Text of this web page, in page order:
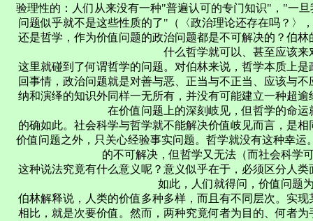
验理性的：人们从来没有一种"普遍认可的专门知识"，"一
问题似乎就不是这些性质的了"（〈政治理论还存在吗？〉
还是哲学，作为价值问题的政治问题都是不可解决的？伯
什么哲学就可以、甚至应该来
这里就碰到了何谓哲学的问题。对伯林来说，哲学本质上
回事情，政治问题就是对善与恶、正当与不正当、应该与
纳和演绎的知识外同样一无所有，并没有可能建立一种超
在价值问题上的深刻岐见，但哲学的命
的确如此。社会科学与哲学就不能解决价值岐见而言，是
价值问题之外，只关心经验事实问题。哲学就没有这种幸
的不可解决，但哲学又无法（而社会科学
这种说法究竟有什么意义呢？意义似乎在于，必须区分人
如此，人们就得问，价值问题
伯林解释说，人类的价值多种多样，而且有不同层次。实
相比，就是次要价值。然而，两种究竟何者为目的、何者